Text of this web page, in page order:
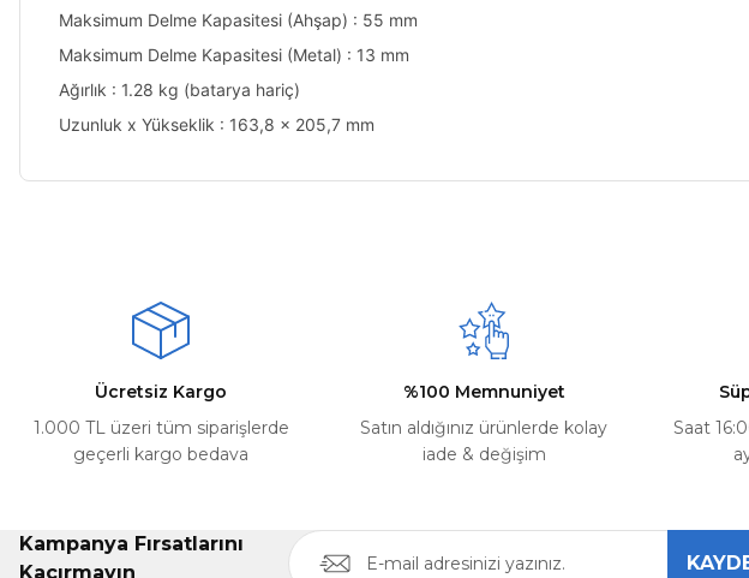
Maksimum Delme Kapasitesi (Ahşap) : 55 mm
Maksimum Delme Kapasitesi (Metal) : 13 mm
Ağırlık : 1.28 kg (batarya hariç)
Uzunluk x Yükseklik : 163,8 x 205,7 mm
Ürün açıklamasında eksik bilgiler bulunuyor.
Ürün bilgilerinde hatalar bulunuyor.
Ücretsiz Kargo
1.000 TL üzeri tüm siparişlerde
geçerli kargo bedava
%100 Memnuniyet
Satın aldığınız ürünlerde kolay
iade & değişim
Saat
Kampanya Fırsatlarını
Kaçırmayın